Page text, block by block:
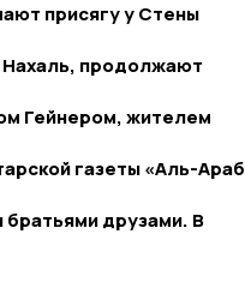
присягу у Стены
Нахаль, продолжают
Гейнером, жителем
газеты «Аль-Араб
друзами. В